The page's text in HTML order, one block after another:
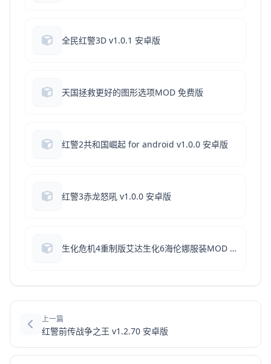
全民红警3D v1.0.1 安卓版
天国拯救更好的图形选项MOD 免费版
红警2共和国崛起 for android v1.0.0 安卓版
红警3赤龙怒吼 v1.0.0 安卓版
生化危机4重制版艾达生化6海伦娜服装MOD 免费版
上一篇
红警前传战争之王 v1.2.70 安卓版